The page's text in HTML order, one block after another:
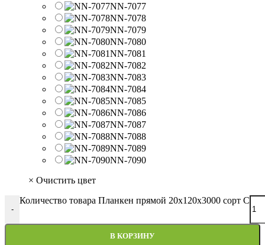
NN-7077
NN-7078
NN-7079
NN-7080
NN-7081
NN-7082
NN-7083
NN-7084
NN-7085
NN-7086
NN-7087
NN-7088
NN-7089
NN-7090
× Очистить цвет
-
Количество товара Планкен прямой 20х120х3000 сорт С
В КОРЗИНУ